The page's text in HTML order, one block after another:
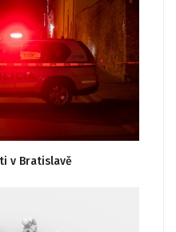
v Bratislavě